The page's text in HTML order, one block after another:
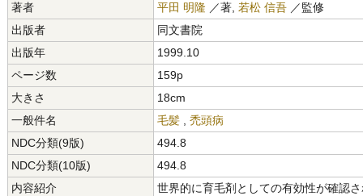
著者
平田 明隆 ／著, 若松 信吾 ／監修
出版者
同文書院
出版年
1999.10
ページ数
159p
大きさ
18cm
一般件名
毛髪
禿頭病
NDC分類(9版)
494.8
NDC分類(10版)
494.8
内容紹介
世界的に育毛剤としての有効性が確認